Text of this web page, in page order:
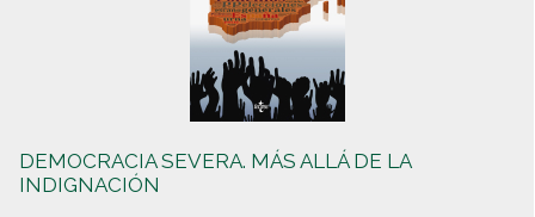
DEMOCRACIA SEVERA. MÁS ALLÁ DE LA
INDIGNACIÓN